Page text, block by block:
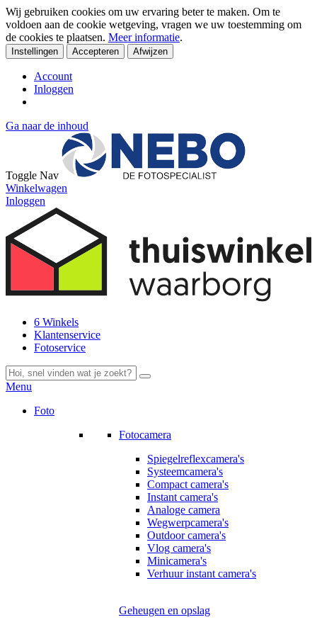
Wij gebruiken cookies om uw ervaring beter te maken. Om te
voldoen aan de cookie wetgeving, vragen we uw toestemming om
de cookies te plaatsen. Meer informatie.
Instellingen Accepteren Afwijzen
Account
Inloggen
Ga naar de inhoud
Toggle Nav
Winkelwagen
Inloggen
6 Winkels
Klantenservice
Fotoservice
Menu
Foto
Fotocamera
Spiegelreflexcamera's
Systeemcamera's
Compact camera's
Instant camera's
Analoge camera
Wegwerpcamera's
Outdoor camera's
Vlog camera's
Minicamera's
Verhuur instant camera's
Geheugen en opslag